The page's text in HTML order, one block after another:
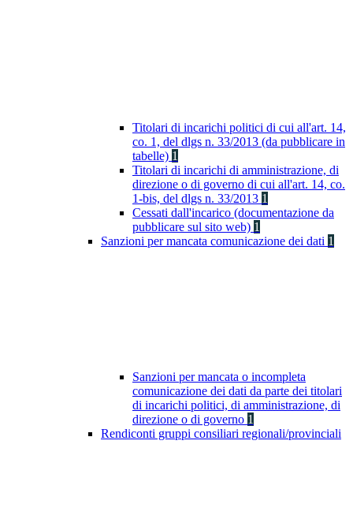
Titolari di incarichi politici di cui all'art. 14,
co. 1, del dlgs n. 33/2013 (da pubblicare in
tabelle) 1
Titolari di incarichi di amministrazione, di
direzione o di governo di cui all'art. 14, co.
1-bis, del dlgs n. 33/2013 1
Cessati dall'incarico (documentazione da
pubblicare sul sito web) 1
Sanzioni per mancata comunicazione dei dati 1
Sanzioni per mancata o incompleta
comunicazione dei dati da parte dei titolari
di incarichi politici, di amministrazione, di
direzione o di governo 1
Rendiconti gruppi consiliari regionali/provinciali